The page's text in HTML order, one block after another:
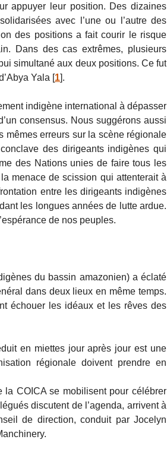
appuyer leur position. Des dizaines
avec l’une ou l’autre des
des positions a fait courir le risque
Dans des cas extrêmes, plusieurs
simultané aux deux positions. Ce fut
Yala [1].
indigène international à dépasser
consensus. Nous suggérons aussi
mêmes erreurs sur la scène régionale
des dirigeants indigènes qui
des Nations unies de faire tous les
menace de scission qui attenterait à
entre les dirigeants indigènes
les longues années de lutte ardue.
de nos peuples.
du bassin amazonien) a éclaté
dans deux lieux en même temps.
échouer les idéaux et les rêves des
en miettes jour après jour est une
régionale doivent prendre en
COICA se mobilisent pour célébrer
discutent de l’agenda, arrivent à
de direction, conduit par Jocelyn